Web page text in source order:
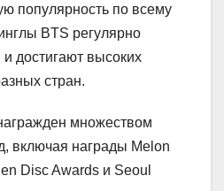
популярность по всему
BTS регулярно
достигают высоких
стран.
множеством
включая награды Melon
Disc Awards и Seoul